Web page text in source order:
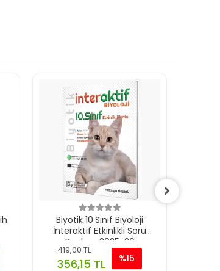
Biyotik 10.Sınıf Biyoloji
İnteraktif Etkinlikli Soru
Bankası 2025-26
419,00 TL
356,15 TL %15